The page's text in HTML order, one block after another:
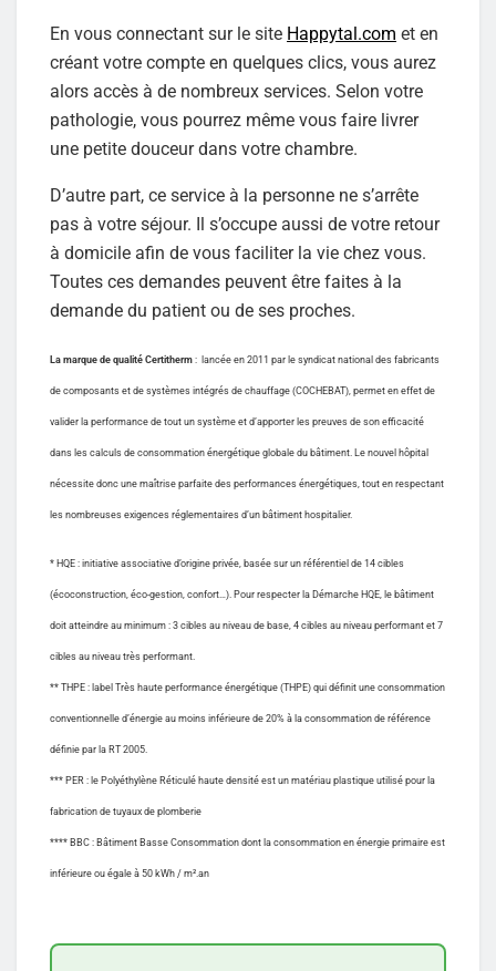
En vous connectant sur le site Happytal.com et en
créant votre compte en quelques clics, vous aurez
alors accès à de nombreux services. Selon votre
pathologie, vous pourrez même vous faire livrer
une petite douceur dans votre chambre.
D’autre part, ce service à la personne ne s’arrête
pas à votre séjour. Il s’occupe aussi de votre retour
à domicile afin de vous faciliter la vie chez vous.
Toutes ces demandes peuvent être faites à la
demande du patient ou de ses proches.
La marque de qualité Certitherm : lancée en 2011 par le syndicat national des fabricants
de composants et de systèmes intégrés de chauffage (COCHEBAT), permet en effet de
valider la performance de tout un système et d’apporter les preuves de son efficacité
dans les calculs de consommation énergétique globale du bâtiment. Le nouvel hôpital
nécessite donc une maîtrise parfaite des performances énergétiques, tout en respectant
les nombreuses exigences réglementaires d’un bâtiment hospitalier.
* HQE : initiative associative d’origine privée, basée sur un référentiel de 14 cibles
(écoconstruction, éco-gestion, confort…). Pour respecter la Démarche HQE, le bâtiment
doit atteindre au minimum : 3 cibles au niveau de base, 4 cibles au niveau performant et 7
cibles au niveau très performant.
** THPE : label Très haute performance énergétique (THPE) qui définit une consommation
conventionnelle d’énergie au moins inférieure de 20% à la consommation de référence
définie par la RT 2005.
*** PER : le Polyéthylène Réticulé haute densité est un matériau plastique utilisé pour la
fabrication de tuyaux de plomberie
**** BBC : Bâtiment Basse Consommation dont la consommation en énergie primaire est
inférieure ou égale à 50 kWh / m².an